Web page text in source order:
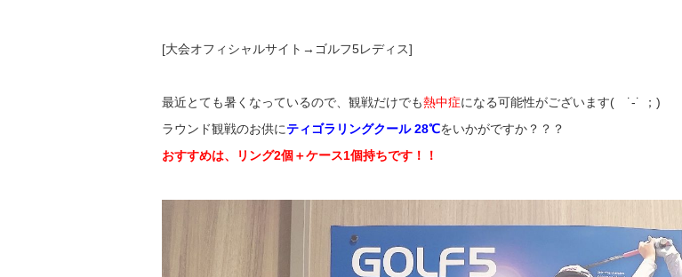
[大会オフィシャルサイト→ ゴルフ5レディス]
最近とても暑くなっているので、観戦だけでも熱中症になる可能性がございます( ˙-˙ ； )
ラウンド観戦のお供にティゴラリングクール28℃をいかがですか？？？
おすすめは、リング2個＋ケース1個持ちです！！